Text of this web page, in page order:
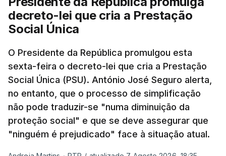
decreto-lei que cria a Prestação
Social Única
O Presidente da República promulgou esta
sexta-feira o decreto-lei que cria a Prestação
Social Única (PSU). António José Seguro alerta,
no entanto, que o processo de simplificação
não pode traduzir-se "numa diminuição da
proteção social" e que se deve assegurar que
"ninguém é prejudicado" face à situação atual.